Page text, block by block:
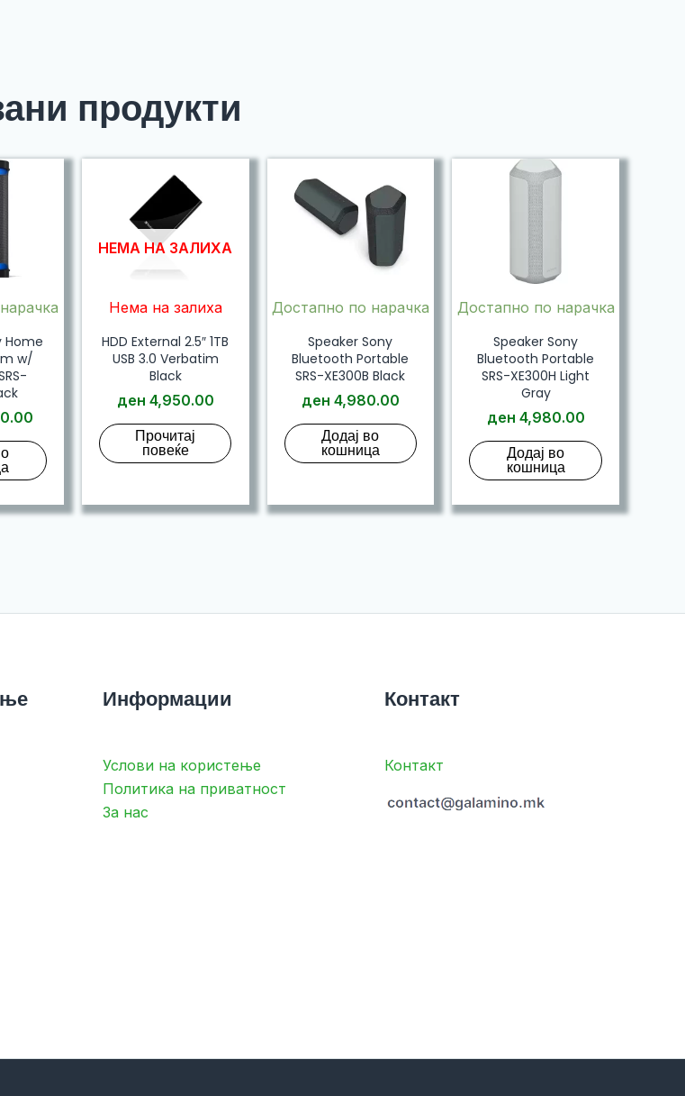
продукти
Home
w/
НЕМА НА ЗАЛИХА
Нема на залиха
HDD External 2.5″ 1TB
USB 3.0 Verbatim
Black
ден 4,950.00
Прочитај
повеќе
Достапно по нарачка
Speaker Sony
Bluetooth Portable
SRS-XE300B Black
ден 4,980.00
Додај во
кошница
Достапно по нарачка
Speaker Sony
Bluetooth Portable
SRS-XE300H Light
Gray
ден 4,980.00
Додај во
кошница
Информации
Услови на користење
Политика на приватност
За нас
Контакт
Контакт